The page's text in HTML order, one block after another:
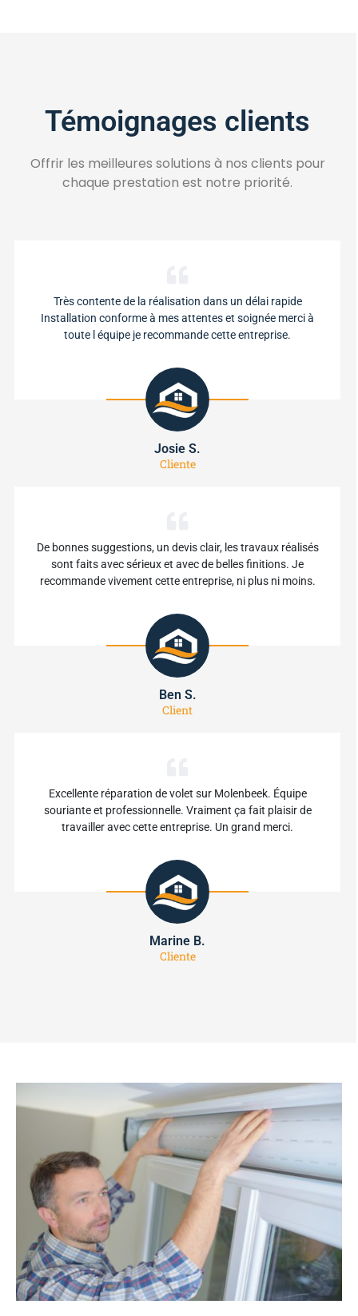
Témoignages clients
Offrir les meilleures solutions à nos clients pour
chaque prestation est notre priorité.
Très contente de la réalisation dans un délai rapide
Installation conforme à mes attentes et soignée merci à
toute l équipe je recommande cette entreprise.
Josie S.
Cliente
De bonnes suggestions, un devis clair, les travaux réalisés
sont faits avec sérieux et avec de belles finitions. Je
recommande vivement cette entreprise, ni plus ni moins.
Ben S.
Client
Excellente réparation de volet sur Molenbeek. Équipe
souriante et professionnelle. Vraiment ça fait plaisir de
travailler avec cette entreprise. Un grand merci.
Marine B.
Cliente